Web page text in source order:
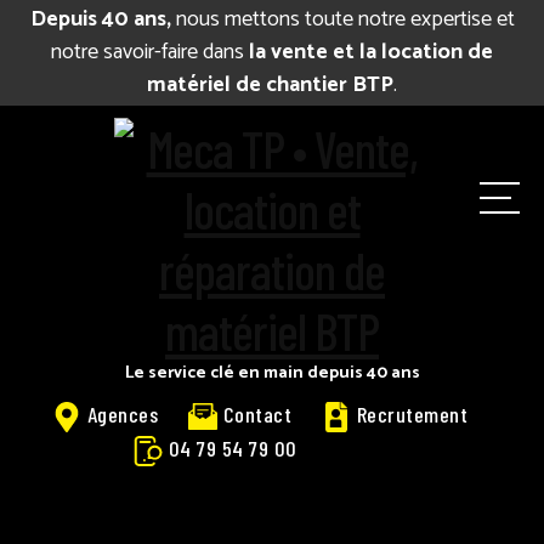
Depuis 40 ans,nous mettons toute notre expertise et
notre savoir-faire dans la vente et la location de
matériel de chantier BTP.
Le service clé en main depuis 40 ans
Agences Contact
Recrutement
04 79 54 79 00
M